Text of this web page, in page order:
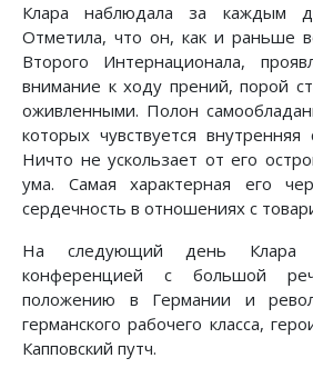
Клара наблюдала за каждым
Отметила, что он, как и раньше
Второго Интернационала,
внимание к ходу прений, порой
оживленными. Полон
которых чувствуется внутренняя
Ничто не ускользает от его
ума. Самая характерная его
сердечность в отношениях с
На следующий день Клара
конференцией с большой
положению в Германии и
германского рабочего класса,
Капповский путч.